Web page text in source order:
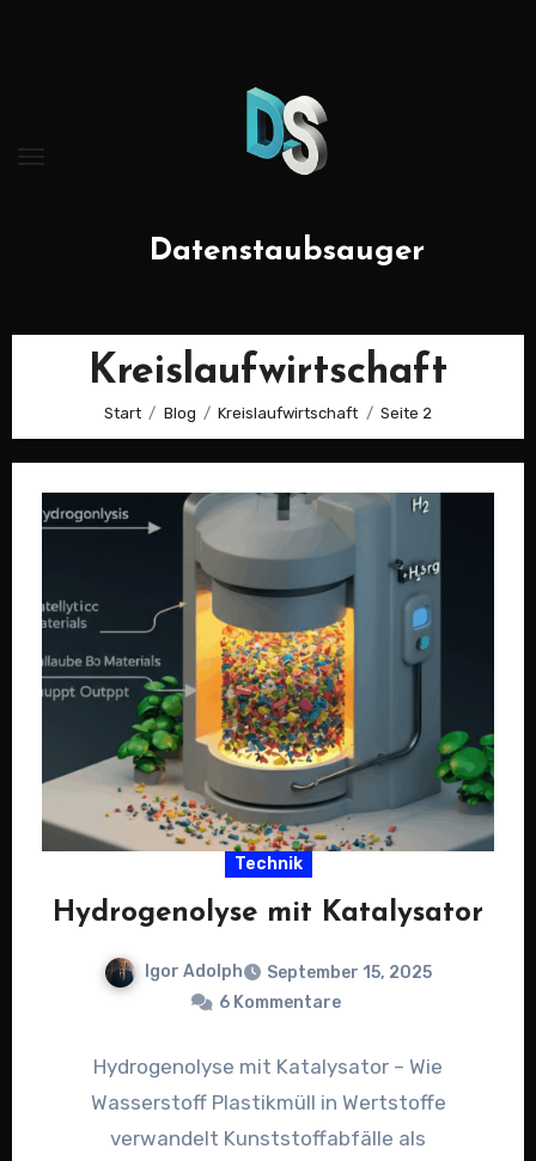
Datenstaubsauger
Kreislaufwirtschaft
Start Blog Kreislaufwirtschaft Seite 2
Technik
Hydrogenolyse mit Katalysator
Igor Adolph
September 15, 2025
6 Kommentare
Hydrogenolyse mit Katalysator – Wie
Wasserstoff Plastikmüll in Wertstoffe
verwandelt Kunststoffabfälle als